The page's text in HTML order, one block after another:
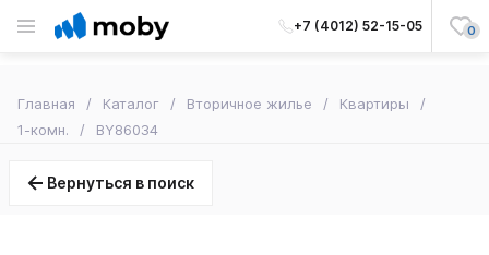
+7 (4012) 52-15-05 0
Главная Каталог Вторичное жилье
Квартиры
1-комн.
BY86034
Вернуться в поиск